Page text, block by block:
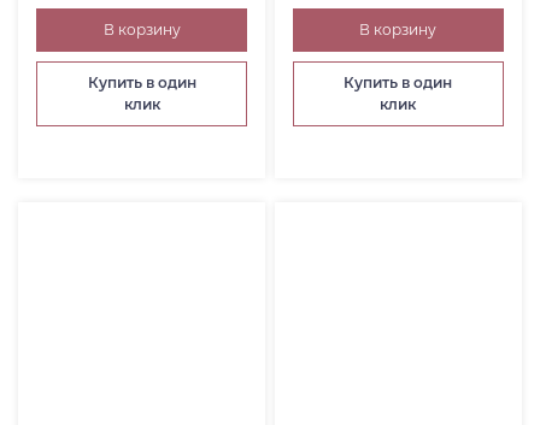
В корзину
Купить в один
клик
В корзину
Купить в один
клик